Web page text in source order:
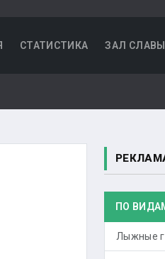
СТАТИСТИКА ЗАЛ СЛАВЫ
ПО
Лыжные